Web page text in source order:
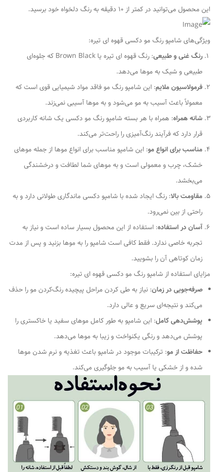
این محصول می‌توانید در کمتر از 10 دقیقه به رنگ دلخواه خود برسید.
ویژگی‌های شامپو رنگ مو دکسی قهوه ای تیره:
رنگ غنی و طبیعی
: رنگ قهوه ای تیره یا Brown Black که جلوه‌ای
طبیعی و شیک به موها می‌دهد.
فرمولاسیون ملایم: این شامپو رنگ مو فاقد مواد شیمیایی قوی است که
معمولاً باعث آسیب به مو می‌شود و به موها آسیبی نمی‌زند.
شانه همراه: همراه با هر بسته شامپو رنگ مو دکسی یک شانه کاربردی
قرار دارد که فرآیند رنگ‌آمیزی را راحت‌تر می‌کند.
مناسب برای انواع مو: این شامپو مناسب برای انواع موها از جمله موهای
خشک، چرب و معمولی است و به موهای شما لطافت و درخشندگی
می‌بخشد.
مقاومت بالا: رنگ ایجاد شده با شامپو دکسی ماندگاری طولانی دارد و به
راحتی از بین نمی‌رود.
آسان در استفاده: استفاده از این محصول بسیار ساده است و نیاز به
تجربه خاصی ندارد. فقط کافی است شامپو را به موها بزنید و پس از مدت
زمان کوتاهی آن را بشویید.
مزایای استفاده از شامپو رنگ مو دکسی قهوه ای تیره:
صرفه‌جویی در زمان: نیاز به طی کردن مراحل پیچیده رنگ‌کردن مو را حذف
می‌کند و نتیجه‌ای سریع و عالی دارد.
پوشش‌دهی کامل: این شامپو به طور کامل موهای سفید یا خاکستری را
پوشش می‌دهد و رنگی یکنواخت و زیبا به موها می‌دهد.
حفاظت از مو: ترکیبات موجود در شامپو باعث تغذیه و نرم شدن موها
شده و از خشکی یا آسیب به مو جلوگیری می‌کند.